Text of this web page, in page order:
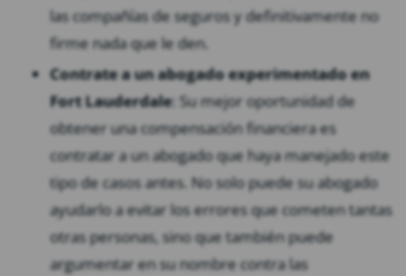
las compañías de seguros y definitivamente no
firme nada que le den.
Contrate a un abogado experimentado en
Fort Lauderdale: Su mejor oportunidad de
obtener una compensación financiera es
contratar a un abogado que haya manejado este
tipo de casos antes. No solo puede su abogado
ayudarlo a evitar los errores que cometen tantas
otras personas, sino que también puede
argumentar en su nombre contra las